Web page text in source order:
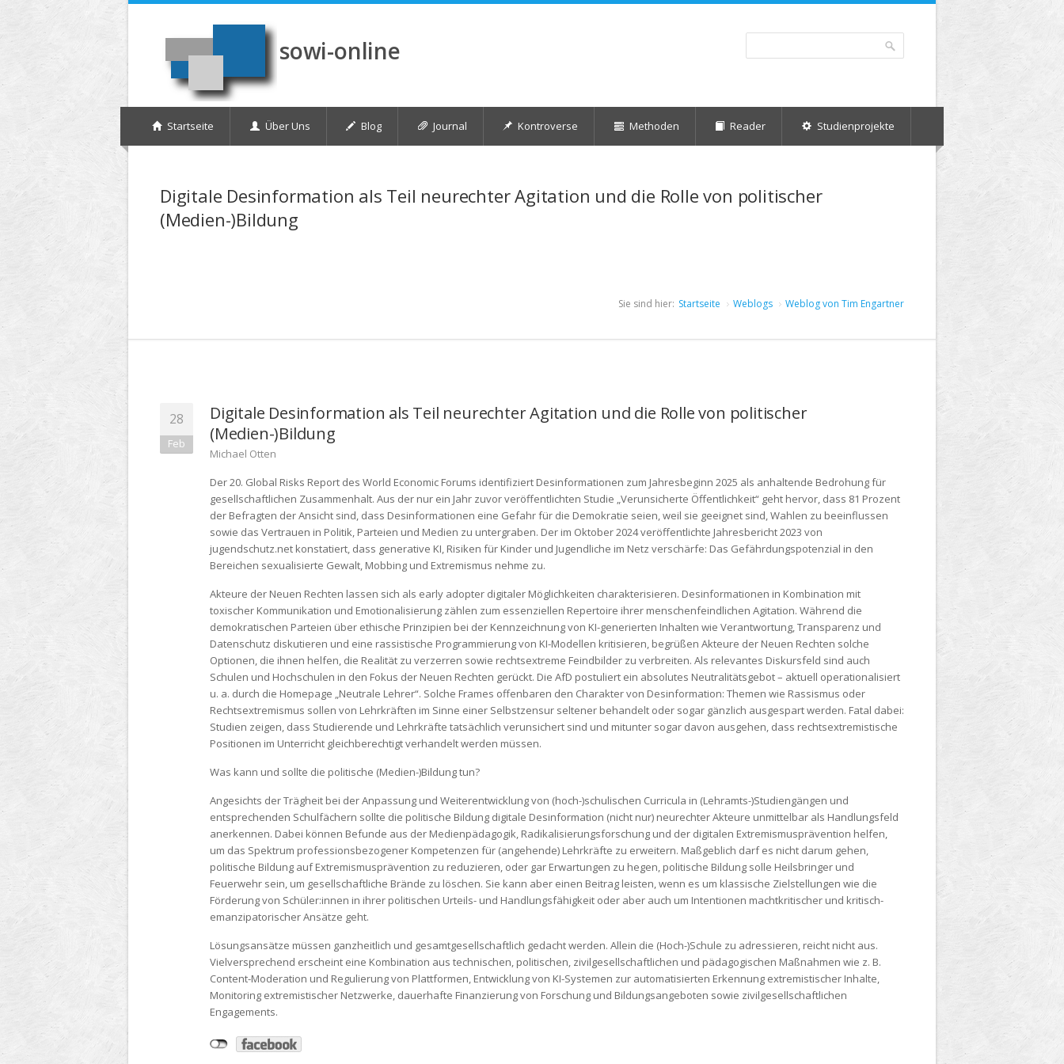
Direkt zum Inhalt
sowi-online Suchformular
Startseite Über Uns Blog Journal Kontroverse Methoden Reader Studienprojekte
Digitale Desinformation als Teil neurechter Agitation und die Rolle von politischer
(Medien-)Bildung
Sie sind hier: Startseite Weblogs Weblog von Tim Engartner
28
Feb
Digitale Desinformation als Teil neurechter Agitation und die Rolle von politischer
(Medien-)Bildung
Michael Otten
Der 20. Global Risks Report des World Economic Forums identifiziert Desinformationen zum Jahresbeginn 2025 als anhaltende Bedrohung für
gesellschaftlichen Zusammenhalt. Aus der nur ein Jahr zuvor veröffentlichten Studie „Verunsicherte Öffentlichkeit“ geht hervor, dass 81 Prozent
der Befragten der Ansicht sind, dass Desinformationen eine Gefahr für die Demokratie seien, weil sie geeignet sind, Wahlen zu beeinflussen
sowie das Vertrauen in Politik, Parteien und Medien zu untergraben. Der im Oktober 2024 veröffentlichte Jahresbericht 2023 von
jugendschutz.net konstatiert, dass generative KI, Risiken für Kinder und Jugendliche im Netz verschärfe: Das Gefährdungspotenzial in den
Bereichen sexualisierte Gewalt, Mobbing und Extremismus nehme zu.
Akteure der Neuen Rechten lassen sich als early adopter digitaler Möglichkeiten charakterisieren. Desinformationen in Kombination mit
toxischer Kommunikation und Emotionalisierung zählen zum essenziellen Repertoire ihrer menschenfeindlichen Agitation. Während die
demokratischen Parteien über ethische Prinzipien bei der Kennzeichnung von KI-generierten Inhalten wie Verantwortung, Transparenz und
Datenschutz diskutieren und eine rassistische Programmierung von KI-Modellen kritisieren, begrüßen Akteure der Neuen Rechten solche
Optionen, die ihnen helfen, die Realität zu verzerren sowie rechtsextreme Feindbilder zu verbreiten. Als relevantes Diskursfeld sind auch
Schulen und Hochschulen in den Fokus der Neuen Rechten gerückt. Die AfD postuliert ein absolutes Neutralitätsgebot – aktuell operationalisiert
u. a. durch die Homepage „Neutrale Lehrer“. Solche Frames offenbaren den Charakter von Desinformation: Themen wie Rassismus oder
Rechtsextremismus sollen von Lehrkräften im Sinne einer Selbstzensur seltener behandelt oder sogar gänzlich ausgespart werden. Fatal dabei:
Studien zeigen, dass Studierende und Lehrkräfte tatsächlich verunsichert sind und mitunter sogar davon ausgehen, dass rechtsextremistische
Positionen im Unterricht gleichberechtigt verhandelt werden müssen.
Was kann und sollte die politische (Medien-)Bildung tun?
Angesichts der Trägheit bei der Anpassung und Weiterentwicklung von (hoch-)schulischen Curricula in (Lehramts-)Studiengängen und
entsprechenden Schulfächern sollte die politische Bildung digitale Desinformation (nicht nur) neurechter Akteure unmittelbar als Handlungsfeld
anerkennen. Dabei können Befunde aus der Medienpädagogik, Radikalisierungsforschung und der digitalen Extremismusprävention helfen,
um das Spektrum professionsbezogener Kompetenzen für (angehende) Lehrkräfte zu erweitern. Maßgeblich darf es nicht darum gehen,
politische Bildung auf Extremismusprävention zu reduzieren, oder gar Erwartungen zu hegen, politische Bildung solle Heilsbringer und
Feuerwehr sein, um gesellschaftliche Brände zu löschen. Sie kann aber einen Beitrag leisten, wenn es um klassische Zielstellungen wie die
Förderung von Schüler:innen in ihrer politischen Urteils- und Handlungsfähigkeit oder aber auch um Intentionen machtkritischer und kritisch-
emanzipatorischer Ansätze geht.
Lösungsansätze müssen ganzheitlich und gesamtgesellschaftlich gedacht werden. Allein die (Hoch-)Schule zu adressieren, reicht nicht aus.
Vielversprechend erscheint eine Kombination aus technischen, politischen, zivilgesellschaftlichen und pädagogischen Maßnahmen wie z. B.
Content-Moderation und Regulierung von Plattformen, Entwicklung von KI-Systemen zur automatisierten Erkennung extremistischer Inhalte,
Monitoring extremistischer Netzwerke, dauerhafte Finanzierung von Forschung und Bildungsangeboten sowie zivilgesellschaftlichen
Engagements.